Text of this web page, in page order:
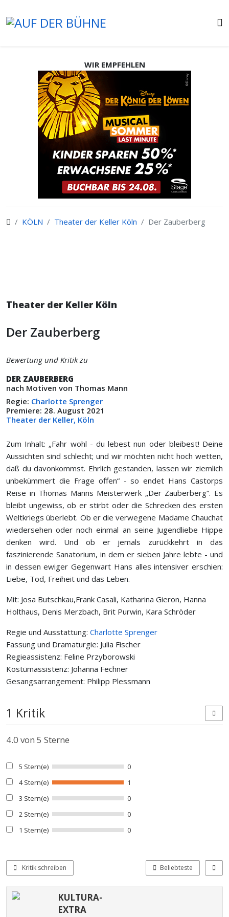
WIR EMPFEHLEN
KÖLN Theater der Keller Köln Der Zauberberg
Theater der Keller Köln
Der Zauberberg
Bewertung und Kritik zu
DER ZAUBERBERG
nach Motiven von Thomas Mann
Regie: Charlotte Sprenger
Premiere: 28. August 2021
Theater der Keller, Köln
Zum Inhalt: „Fahr wohl - du lebest nun oder bleibest! Deine
Aussichten sind schlecht; und wir möchten nicht hoch wetten,
daß du davonkommst. Ehrlich gestanden, lassen wir ziemlich
unbekümmert die Frage offen“ - so endet Hans Castorps
Reise in Thomas Manns Meisterwerk „Der Zauberberg“. Es
bleibt ungewiss, ob er stirbt oder die Schrecken des ersten
Weltkriegs überlebt. Ob er die verwegene Madame Chauchat
wiedersehen oder noch einmal an seine Jugendliebe Hippe
denken wird. Und ob er jemals zurückkehrt in das
faszinierende Sanatorium, in dem er sieben Jahre lebte - und
in dessen ewiger Gegenwart Hans alles intensiver erschien:
Liebe, Tod, Freiheit und das Leben.
Mit: Josa Butschkau,Frank Casali, Katharina Gieron, Hanna
Holthaus, Denis Merzbach, Brit Purwin, Kara Schröder
Regie und Ausstattung: Charlotte Sprenger
Fassung und Dramaturgie: Julia Fischer
Regieassistenz: Feline Przyborowski
Kostümassistenz: Johanna Fechner
Gesangsarrangement: Philipp Plessmann
1 Kritik
4.0 von 5 Sterne
5 Stern(e)
0
4 Stern(e)
1
3 Stern(e)
0
2 Stern(e)
0
1 Stern(e)
0
Kritik schreiben Beliebteste
KULTURA-
EXTRA